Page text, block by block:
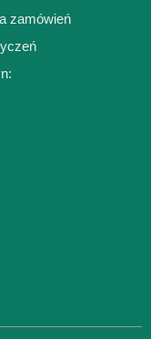
zamówień